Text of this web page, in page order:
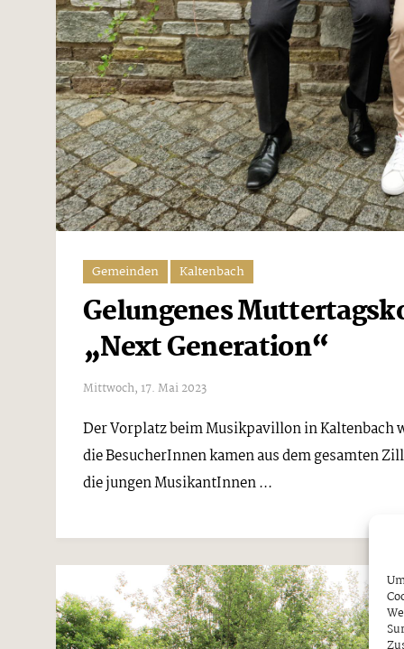
Gemeinden Kaltenbach
Gelungenes
„Next Generation“
Mittwoch, 17. Mai 2023
Der Vorplatz beim Musikpavillon in Kaltenbach
die BesucherInnen kamen aus dem gesamten
die jungen MusikantInnen ...